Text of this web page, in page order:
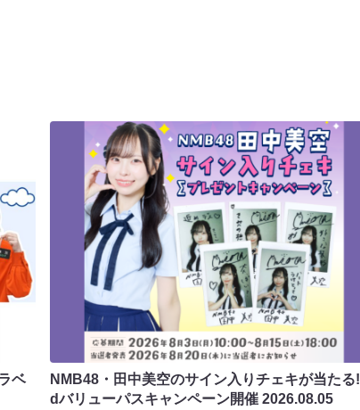
ベ
NMB48・田中美空のサイン入りチェキが当たる!
dバリューパスキャンペーン開催2026.08.05